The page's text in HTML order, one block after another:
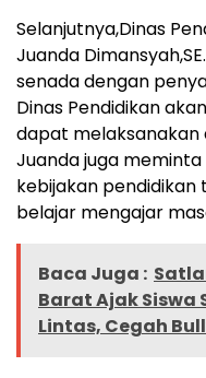
Selanjutnya,Dinas
Juanda
senada dengan
Dinas Pendidikan
dapat melaksanakan
Juanda juga
kebijakan
belajar mengajar
Baca Juga :
Barat Ajak Siswa
Lintas, Cegah